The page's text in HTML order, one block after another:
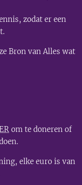
zodat er een
Bron van Alles wat
om te doneren of
elke euro is van